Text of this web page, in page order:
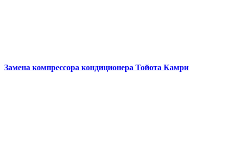
Замена компрессора кондиционера Тойота Камри